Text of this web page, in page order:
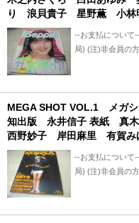
追跡番号は発送
配送状況確認で
後、5日間保管し
いです。 5日過ぎ
り+保証なし+ポ
・クロネコ便 送
に送料記載あり)
+クロネコ営業
認後、2～3日以
用、日・祭日か
追跡番号は発送前
配送状況確認でき
後、5日間保管し
いです。 5日過ぎ
り 浪貝貴子 星野薫 小
久美子 谷川裕江 秋元と
か 中野みゆき 特別付録:
像の様に表紙面に痛み出てい
--お支払について
局) (注)非会員の
決済利用出来な
「振込み」また
て-- 中古品です
ものとご理解/ご
--送料について--
り+保証なし+ポ
・クロネコ便 送
に送料記載あり)
+クロネコ営業
認後、2～3日以
MEGA SHOT VOL.1 メガ
知出版 永井信子 表紙 真
西野妙子 岸田麻里 有賀
紀 そめやゆきこ 北原梨
鈴 河野小百合 森川久美
--お支払について
局) (注)非会員の
決済利用出来な
「振込み」また
て-- 中古品です